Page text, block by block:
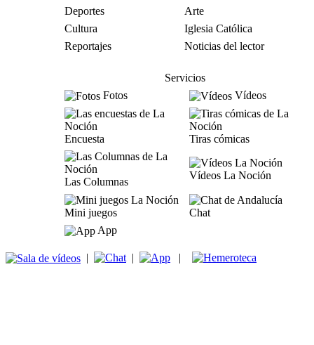
Deportes
Arte
Cultura
Iglesia Católica
Reportajes
Noticias del lector
Servicios
Fotos
Vídeos
Encuesta Tiras cómicas
Las Columnas
Vídeos La Noción
Mini juegos
Chat
App
| | |